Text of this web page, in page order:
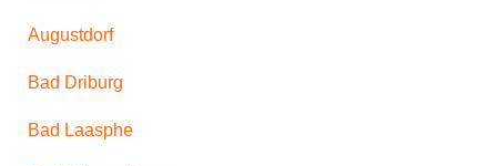
Augustdorf
Bad Driburg
Bad Laasphe